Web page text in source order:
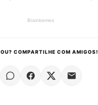
COMPARTILHE COM AMIGOS!